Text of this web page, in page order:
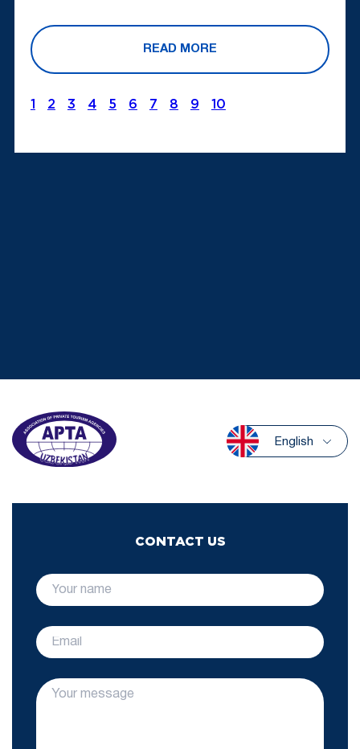
READ MORE
1 2 3 4 5 6 7 8 9 10
English
CONTACT US